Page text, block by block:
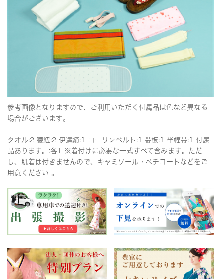
参考画像となりますので、ご利用いただく付属品は色など異なる
場合がございます。
タオル:2 腰紐:2 伊達締:1 コーリンベルト:1 帯板:1 半幅帯:1 付属
品あります。:各1 ※着付けに必要な一式すべて含みます。ただ
し、肌着は付きませんので、キャミソール・ペチコートなどをご
用意ください 。